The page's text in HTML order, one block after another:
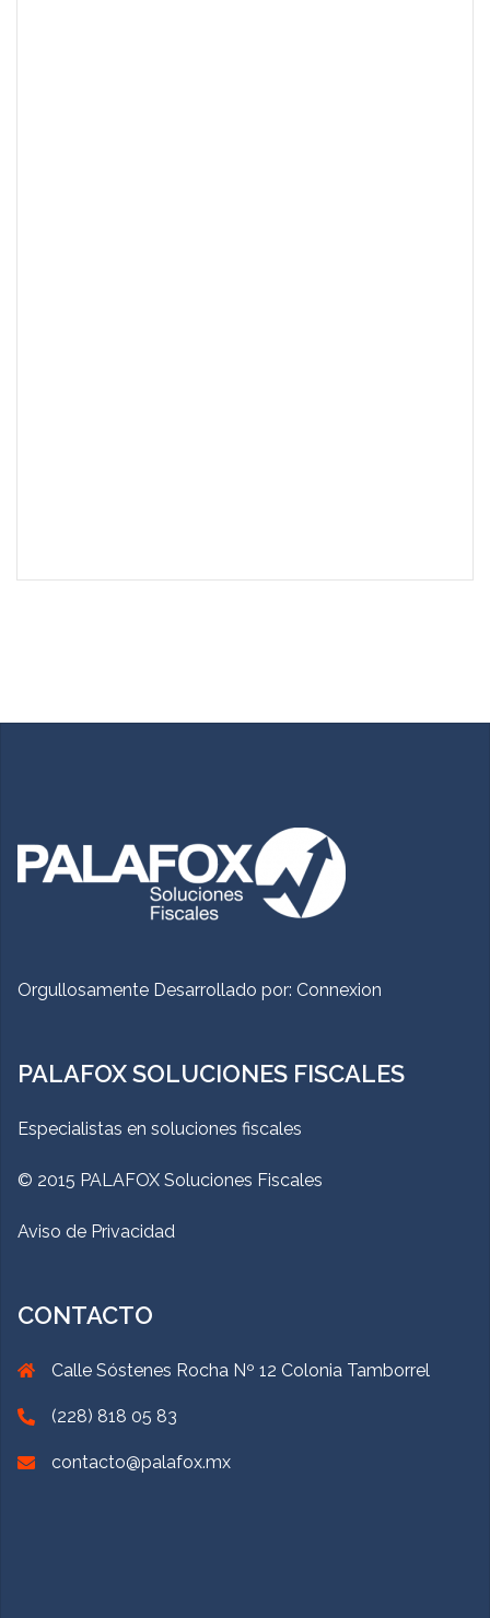
Orgullosamente Desarrollado por: Connexion
PALAFOX SOLUCIONES FISCALES
Especialistas en soluciones fiscales
© 2015 PALAFOX Soluciones Fiscales
Aviso de Privacidad
CONTACTO
Calle Sóstenes Rocha Nº 12 Colonia Tamborrel
(228) 818 05 83
contacto@palafox.mx